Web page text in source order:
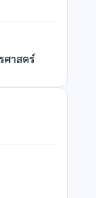
ศาสตร์